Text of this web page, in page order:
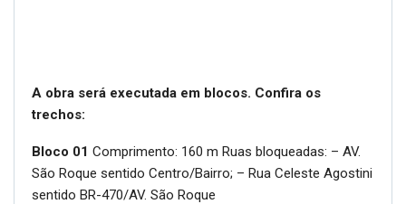
A obra será executada em blocos. Confira os
trechos:
Bloco 01 Comprimento: 160 m Ruas bloqueadas: – AV.
São Roque sentido Centro/Bairro; – Rua Celeste Agostini
sentido BR-470/AV. São Roque